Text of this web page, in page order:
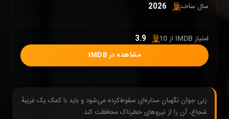
سال ساخت: 2026
امتیاز IMDB از 10 : 3.9
مشاهده در IMDB
زنی جوان نگهبانِ ستاره‌ای سقوط‌کرده می‌شود و باید با کمک یک غریبهٔ
شجاع، آن را از نیروهای خطرناک محافظت کند.